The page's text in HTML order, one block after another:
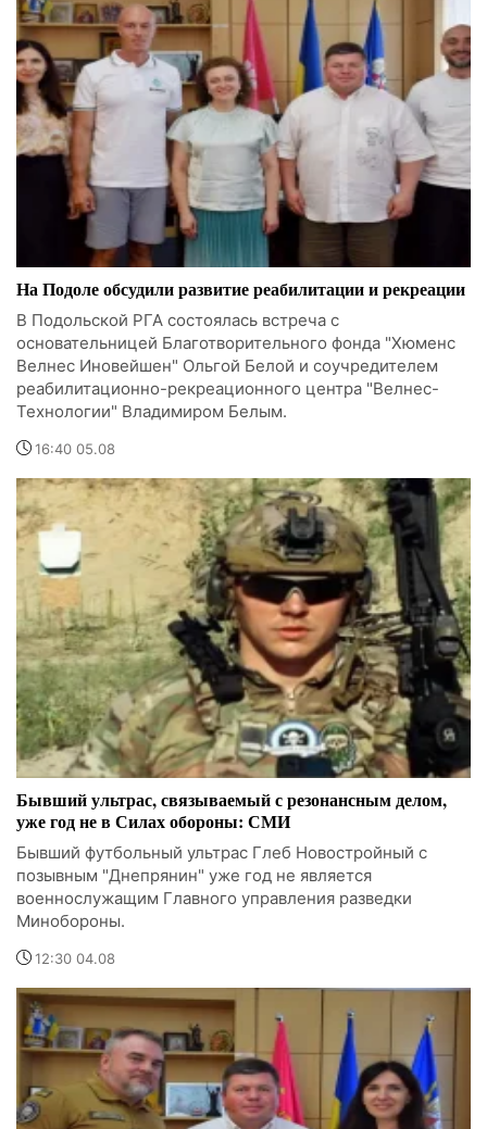
На Подоле обсудили развитие реабилитации и рекреации
В Подольской РГА состоялась встреча с
основательницей Благотворительного фонда "Хюменс
Велнес Иновейшен" Ольгой Белой и соучредителем
реабилитационно-рекреационного центра "Велнес-
Технологии" Владимиром Белым.
16:40 05.08
Бывший ультрас, связываемый с резонансным делом,
уже год не в Силах обороны: СМИ
Бывший футбольный ультрас Глеб Новостройный с
позывным "Днепрянин" уже год не является
военнослужащим Главного управления разведки
Минобороны.
12:30 04.08